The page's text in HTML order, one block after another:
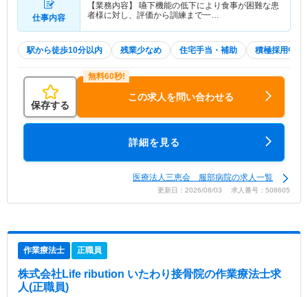
仕事内容
【業務内容】 嚥下機能の低下により食事が困難な患
者様に対し、評価から訓練まで一…
駅から徒歩10分以内 残業少なめ 住宅手当・補助 積極採用中
保存する
この求人を問い合わせる
詳細を見る
医療法人三恵会 服部病院の求人一覧
更新日：2026/08/03 求人番号：508605
作業療法士 正職員
株式会社Life ribution いたわり接骨院の作業療法士求
人(正職員)